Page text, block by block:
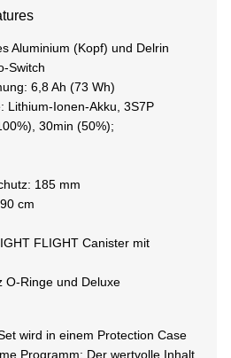
Aluminium (Kopf) und Delrin
Switch
6,8 Ah (73 Wh)
Lithium-Ionen-Akku, 3S7P
30min (50%);
185 mm
cm
FLIGHT Canister mit
O-Ringe und Deluxe
wird in einem Protection Case
Programm: Der wertvolle Inhalt